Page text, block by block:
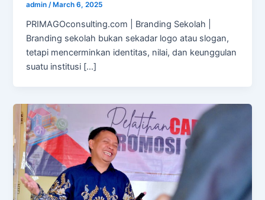
admin/ March 6, 2025
PRIMAGOconsulting.com | Branding Sekolah |
Branding sekolah bukan sekadar logo atau slogan,
tetapi mencerminkan identitas, nilai, dan keunggulan
suatu institusi […]